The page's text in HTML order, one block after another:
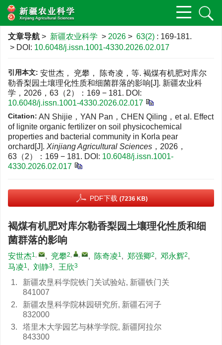
文章导航 > 新疆农业科学 > 2026 > 63(2) : 169-181.
> DOI: 10.6048/j.issn.1001-4330.2026.02.017
引用本文: 安世杰， 兖攀， 陈奇凌，等. 褐煤有机肥对库尔
勒香梨园土壤理化性质和细菌群落的影响[J]. 新疆农业科
学，2026，63（2）：169 − 181. DOI:
10.6048/j.issn.1001-4330.2026.02.017
Citation: AN Shijie，YAN Pan，CHEN Qiling，et al. Effect
of lignite organic fertilizer on soil physicochemical
properties and bacterial community in Korla pear
orchard[J]. Xinjiang Agricultural Sciences ，2026，
63（2）：169 − 181. DOI: 10.6048/j.issn.1001-
4330.2026.02.017
PDF下载 (7236 KB)
褐煤有机肥对库尔勒香梨园土壤理化性质和细
菌群落的影响
安世杰1, , 兖攀2, , , 陈奇凌1, 郑强卿2, 邓永辉2,
马凌1, 刘静3, 王欣3
1.
新疆农垦科学院铁门关试验站, 新疆铁门关
841007
2.
新疆农垦科学院林园研究所, 新疆石河子
832000
3.
塔里木大学园艺与林学学院, 新疆阿拉尔
843300